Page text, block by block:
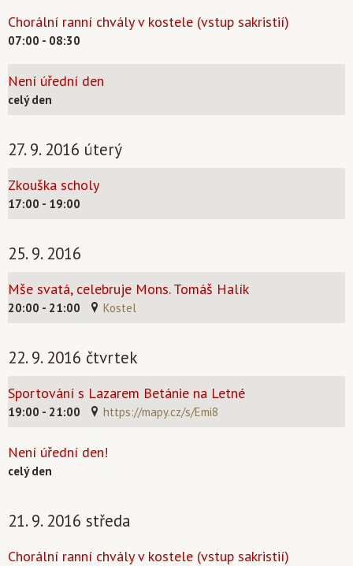
Chorální ranní chvály v kostele (vstup sakristií)
07:00 - 08:30
Není úřední den
celý den
27. 9. 2016 úterý
Zkouška scholy
17:00 - 19:00
25. 9. 2016
Mše svatá, celebruje Mons. Tomáš Halík
20:00 - 21:00 Kostel
22. 9. 2016 čtvrtek
Sportování s Lazarem Betánie na Letné
19:00 - 21:00 https://mapy.cz/s/Emi8
Není úřední den!
celý den
21. 9. 2016 středa
Chorální ranní chvály v kostele (vstup sakristií)